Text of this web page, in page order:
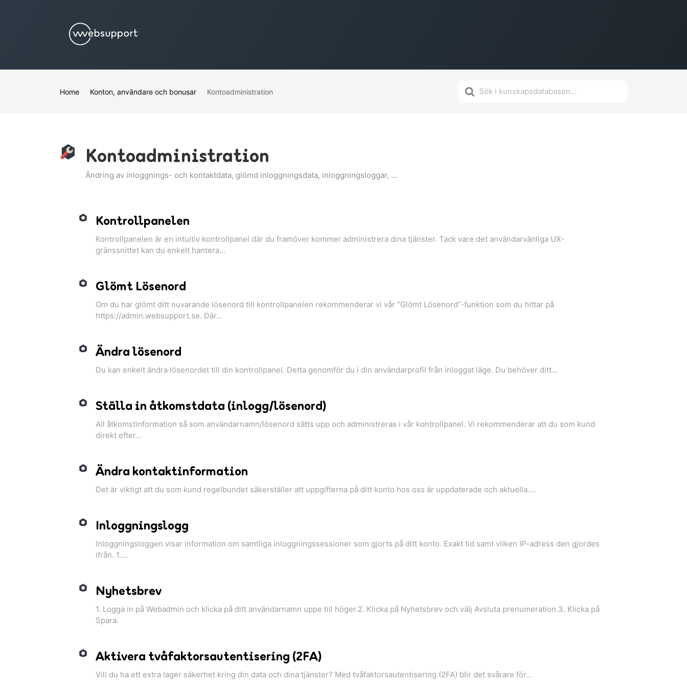
Home Konton, användare och bonusar Kontoadministration
Söker
efter
Kontoadministration
Ändring av inloggnings- och kontaktdata, glömd inloggningsdata, inloggningsloggar, ...
Kontrollpanelen
Kontrollpanelen är en intuitiv kontrollpanel där du framöver kommer administrera dina tjänster. Tack vare det användarvänliga UX-
gränssnittet kan du enkelt hantera...
Glömt Lösenord
Om du har glömt ditt nuvarande lösenord till kontrollpanelen rekommenderar vi vår ”Glömt Lösenord”-funktion som du hittar på
https://admin.websupport.se. Där...
Ändra lösenord
Du kan enkelt ändra lösenordet till din kontrollpanel. Detta genomför du i din användarprofil från inloggat läge. Du behöver ditt...
Ställa in åtkomstdata (inlogg/lösenord)
All åtkomstinformation så som användarnamn/lösenord sätts upp och administreras i vår kontrollpanel. Vi rekommenderar att du som kund
direkt efter...
Ändra kontaktinformation
Det är viktigt att du som kund regelbundet säkerställer att uppgifterna på ditt konto hos oss är uppdaterade och aktuella....
Inloggningslogg
Inloggningsloggen visar information om samtliga inloggningssessioner som gjorts på ditt konto. Exakt tid samt vilken IP-adress den gjordes
ifrån. 1....
Nyhetsbrev
1. Logga in på Webadmin och klicka på ditt användarnamn uppe till höger.2. Klicka på Nyhetsbrev och välj Avsluta prenumeration.3. Klicka på
Spara.
Aktivera tvåfaktorsautentisering (2FA)
Vill du ha ett extra lager säkerhet kring din data och dina tjänster? Med tvåfaktorsautentisering (2FA) blir det svårare för...